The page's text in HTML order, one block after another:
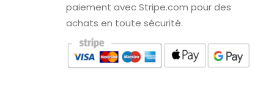
paiement avec Stripe.com pour des
achats en toute sécurité.